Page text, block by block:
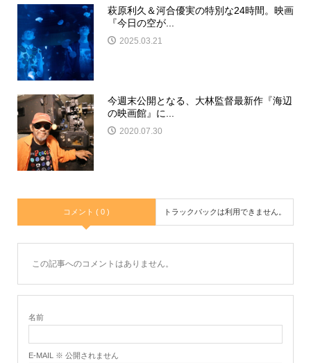
萩原利久＆河合優実の特別な24時間。映画
『今日の空が...
2025.03.21
今週末公開となる、大林監督最新作『海辺
の映画館』に...
2020.07.30
コメント ( 0 ) トラックバックは利用できません。
この記事へのコメントはありません。
名前
E-MAIL ※ 公開されません